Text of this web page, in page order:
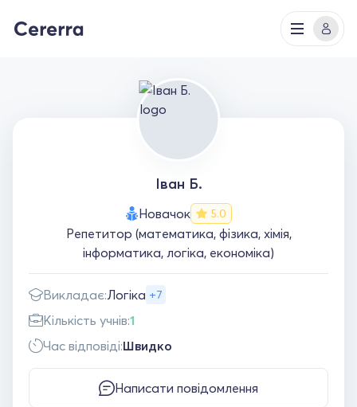
Іван Б.
Новачок 5.0
Репетитор (математика, фізика, хімія,
інформатика, логіка, економіка)
Викладає:Логіка +7
Кількість учнів:1
Час відповіді:Швидко
Написати повідомлення